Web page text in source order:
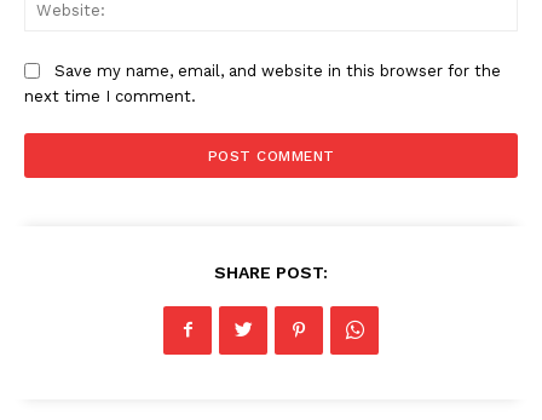
Save my name, email, and website in this browser for the
next time I comment.
SHARE POST: